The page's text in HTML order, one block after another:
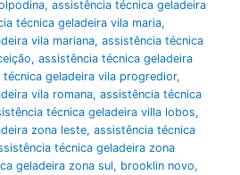
, assistência técnica geladeira
técnica geladeira vila maria,
vila mariana, assistência técnica
, assistência técnica geladeira
técnica geladeira vila progredior,
vila romana, assistência técnica
técnica geladeira villa lobos,
zona leste, assistência técnica
técnica geladeira zona
geladeira zona sul, brooklin novo,